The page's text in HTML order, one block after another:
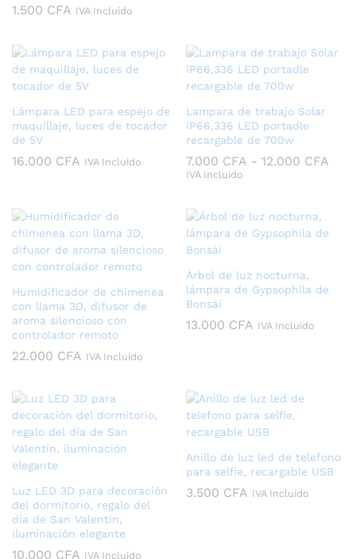
1.500 CFA IVA Incluido
Lámpara LED para espejo de
maquillaje, luces de tocador
de 5V
16.000 CFA IVA Incluido
Lampara de trabajo Solar
IP66,336 LED portadle
recargable de 700w
7.000 CFA - 12.000 CFA
IVA Incluido
Humidificador de chimenea
con llama 3D, difusor de
aroma silencioso con
controlador remoto
22.000 CFA IVA Incluido
Árbol de luz nocturna,
lámpara de Gypsophila de
Bonsái
13.000 CFA IVA Incluido
Luz LED 3D para decoración
del dormitorio, regalo del
día de San Valentín,
iluminación elegante
10.000 CFA IVA Incluido
Anillo de luz led de telefono
para selfie, recargable USB
3.500 CFA IVA Incluido